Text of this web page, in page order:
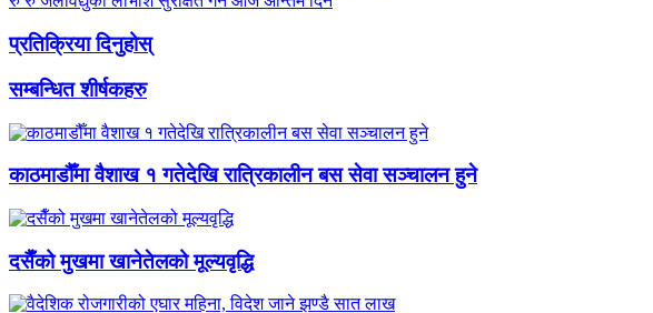
प्रतिक्रिया दिनुहोस्
सम्बन्धित शीर्षकहरु
काठमाडौँमा वैशाख १ गतेदेखि रात्रिकालीन बस सेवा सञ्चालन हुने
दसैँको मुखमा खानेतेलको मूल्यवृद्धि